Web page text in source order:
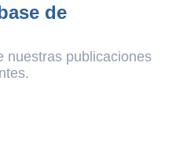
de
nuestras publicaciones